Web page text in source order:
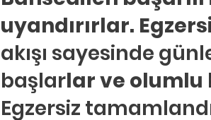
Evlilik Terapisi
uyandırırlar.
akışı sayesinde
başlarlar ve olumlu
Egzersiz